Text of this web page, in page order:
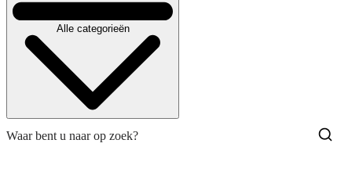
Alle categorieën